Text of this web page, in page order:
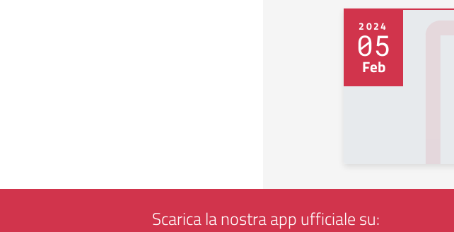
2024
05
Feb
Scarica la nostra app ufficiale su: